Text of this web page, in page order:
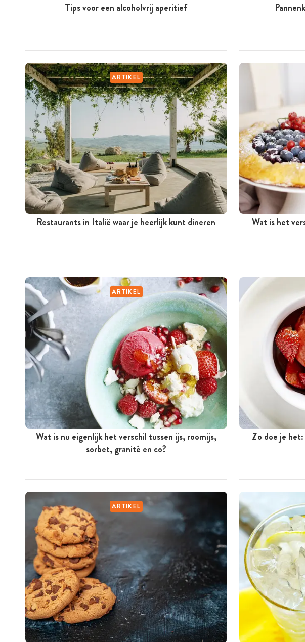
Tips voor een alcoholvrij aperitief
ARTIKEL
Restaurants in Italië waar je heerlijk kunt dineren
Wat is het
ARTIKEL
Wat is nu eigenlijk het verschil tussen ijs, roomijs,
sorbet, granité en co?
Zo doe je
ARTIKEL